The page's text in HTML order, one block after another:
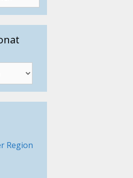
Region